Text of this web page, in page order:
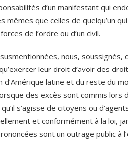
d’un manifestant qui
mêmes que celles de quelqu’un
de l’ordre ou d’un civil.
nous, soussignés,
leur droit d’avoir des
latine et du reste du
des excès sont commis lors
s’agisse de citoyens ou
et conformément à la loi,
sont un outrage public à